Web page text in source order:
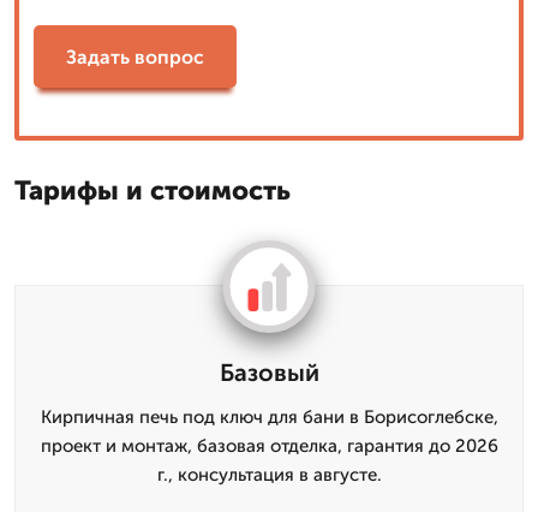
Задать вопрос
Тарифы и стоимость
Базовый
Кирпичная печь под ключ для бани в Борисоглебске,
проект и монтаж, базовая отделка, гарантия до 2026
г., консультация в августе.